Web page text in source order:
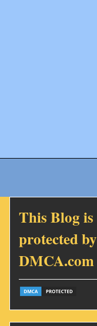
This Blog is
protected by
DMCA.com